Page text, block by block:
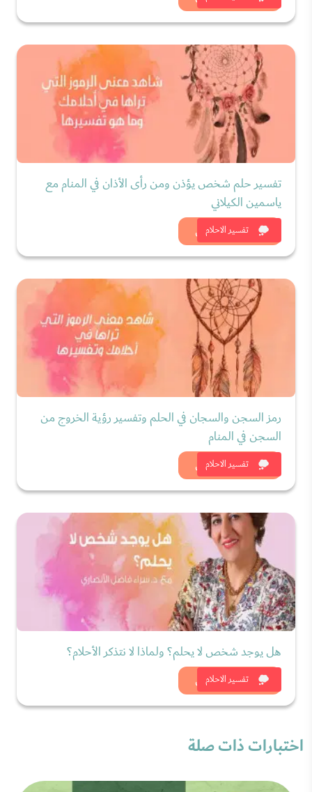
تفسير الاحلام
تفسير حلم شخص يؤذن ومن رأى الأذان في المنام مع
ياسمين الكيلاني
شاهد الان
تفسير الاحلام
رمز السجن والسجان في الحلم وتفسير رؤية الخروج من
السجن في المنام
شاهد الان
تفسير الاحلام
هل يوجد شخص لا يحلم؟ ولماذا لا نتذكر الأحلام؟
شاهد الان
اختبارات ذات صلة